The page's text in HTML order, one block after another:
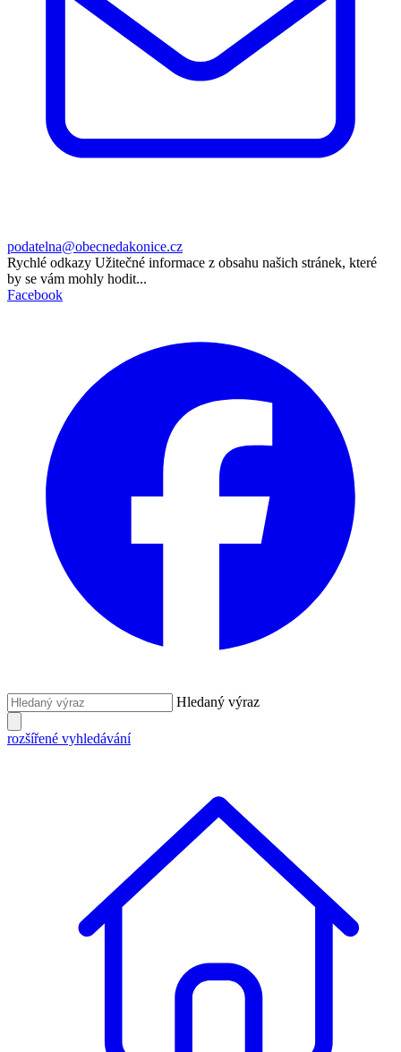
podatelna@obecnedakonice.cz
Rychlé odkazy Užitečné informace z obsahu našich stránek, které
by se vám mohly hodit...
Facebook
Hledaný výraz
rozšířené vyhledávání